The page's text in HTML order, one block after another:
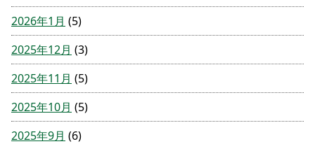
2026年1月 (5)
2025年12月 (3)
2025年11月 (5)
2025年10月 (5)
2025年9月 (6)